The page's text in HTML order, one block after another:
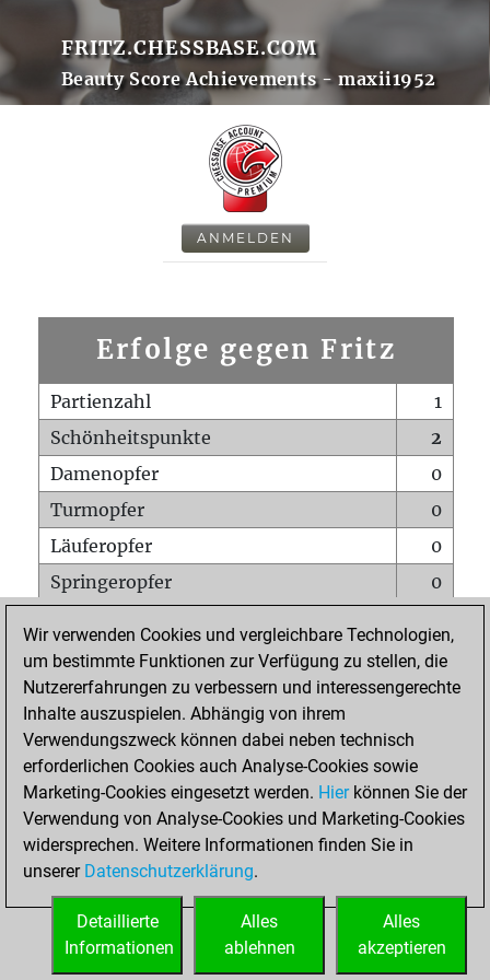
FRITZ.CHESSBASE.COM
Beauty Score Achievements - maxii1952
ANMELDEN
Erfolge gegen Fritz
Partienzahl
1
Schönheitspunkte
2
Damenopfer
0
Turmopfer
0
Läuferopfer
0
Springeropfer
0
Matt auf vollem Brett
0
Bauer setzt Matt
0
Erstickte Matts
Unterverwandlungen
Türme auf der siebten
0
STARTSEITE
Wir verwenden Cookies und vergleichbare Technologien,
um bestimmte Funktionen zur Verfügung zu stellen, die
Nutzererfahrungen zu verbessern und interessengerechte
Inhalte auszuspielen. Abhängig von ihrem
Verwendungszweck können dabei neben technisch
erforderlichen Cookies auch Analyse-Cookies sowie
Marketing-Cookies eingesetzt werden. Hierkönnen Sie der
Verwendung von Analyse-Cookies und Marketing-Cookies
widersprechen. Weitere Informationen finden Sie in
unserer Datenschutzerklärung.
Alles
akzeptieren
Alles
ablehnen
Detaillierte
Informationen